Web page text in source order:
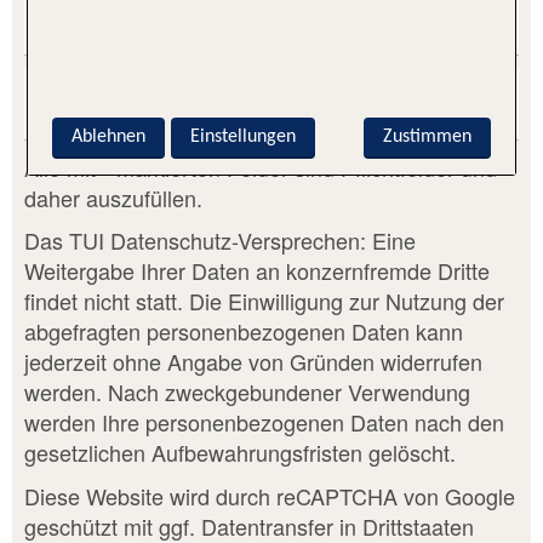
TUI Vorgangsnummer
Alle mit * markierten Felder sind Pflichtfelder und
daher auszufüllen.
Das TUI Datenschutz-Versprechen: Eine
Weitergabe Ihrer Daten an konzernfremde Dritte
findet nicht statt. Die Einwilligung zur Nutzung der
abgefragten personenbezogenen Daten kann
jederzeit ohne Angabe von Gründen widerrufen
werden. Nach zweckgebundener Verwendung
werden Ihre personenbezogenen Daten nach den
gesetzlichen Aufbewahrungsfristen gelöscht.
Diese Website wird durch reCAPTCHA von Google
geschützt mit ggf. Datentransfer in Drittstaaten
Zustimmen
Ablehnen Einstellungen